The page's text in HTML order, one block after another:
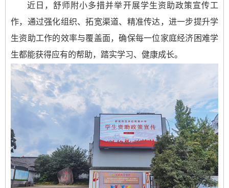
近日，舒师附小多措并举开展学生资助政策宣传工
作，通过强化组织、拓宽渠道、精准传达，进一步提升学
生资助工作的效率与覆盖面，确保每一位家庭经济困难学
生都能获得应有的帮助，踏实学习、健康成长。